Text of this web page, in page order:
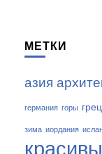
МЕТКИ
азия
германия горы
зима иордания